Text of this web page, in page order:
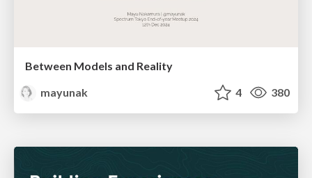
Between Models and Reality
mayunak
4 380